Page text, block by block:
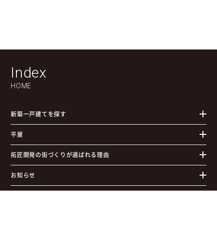
物件検索
Index
HOME
新築一戸建てを探す
平屋
拓匠開発の街づくりが選ばれる理由
お知らせ